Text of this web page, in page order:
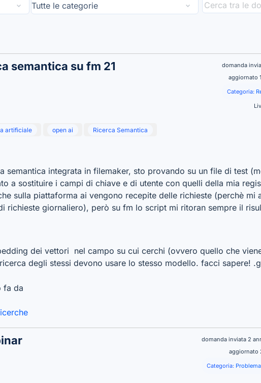
semantica su fm 21 domanda
aggiornato
Categoria:
artificiale open ai Ricerca Semantica
semantica integrata in filemaker, sto provando su un file di test
a sostituire i campi di chiave e di utente con quelli della mia
sulla piattaforma ai vengono recepite delle richieste (perchè mi
richieste giornaliero), però su fm lo script mi ritoran sempre il
dei vettori nel campo su cui cerchi (ovvero quello che
degli stessi devono usare lo stesso modello. facci sapere!
fa da
domanda inviata 2
aggiornato
Categoria: